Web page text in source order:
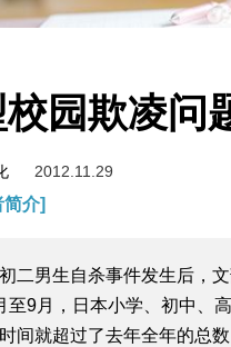
校园欺凌问
2012.11.29
简介]
二男生自杀事件发生后，
至9月，日本小学、初中、
间就超过了去年全年的总